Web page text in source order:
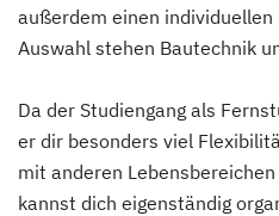
außerdem einen
Auswahl stehen Bautechnik
Da der Studiengang als
er dir besonders viel
mit anderen
kannst dich eigenständig